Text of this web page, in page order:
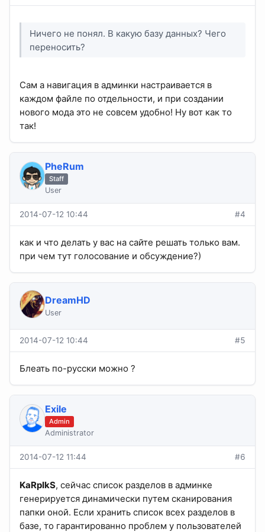
Ничего не понял. В какую базу данных? Чего
переносить?
Сам а навигация в админки настраивается в
каждом файле по отдельности, и при создании
нового мода это не совсем удобно! Ну вот как то
так!
PheRum
Staff
User
2014-07-12 10:44 #4
как и что делать у вас на сайте решать только вам.
при чем тут голосование и обсуждение?)
DreamHD
User
2014-07-12 10:44 #5
Блеать по-русски можно ?
Exile
Admin
Administrator
2014-07-12 11:44 #6
KaRpIkS, сейчас список разделов в админке
генерируется динамически путем сканирования
папки оной. Если хранить список всех разделов в
базе, то гарантированно проблем у пользователей